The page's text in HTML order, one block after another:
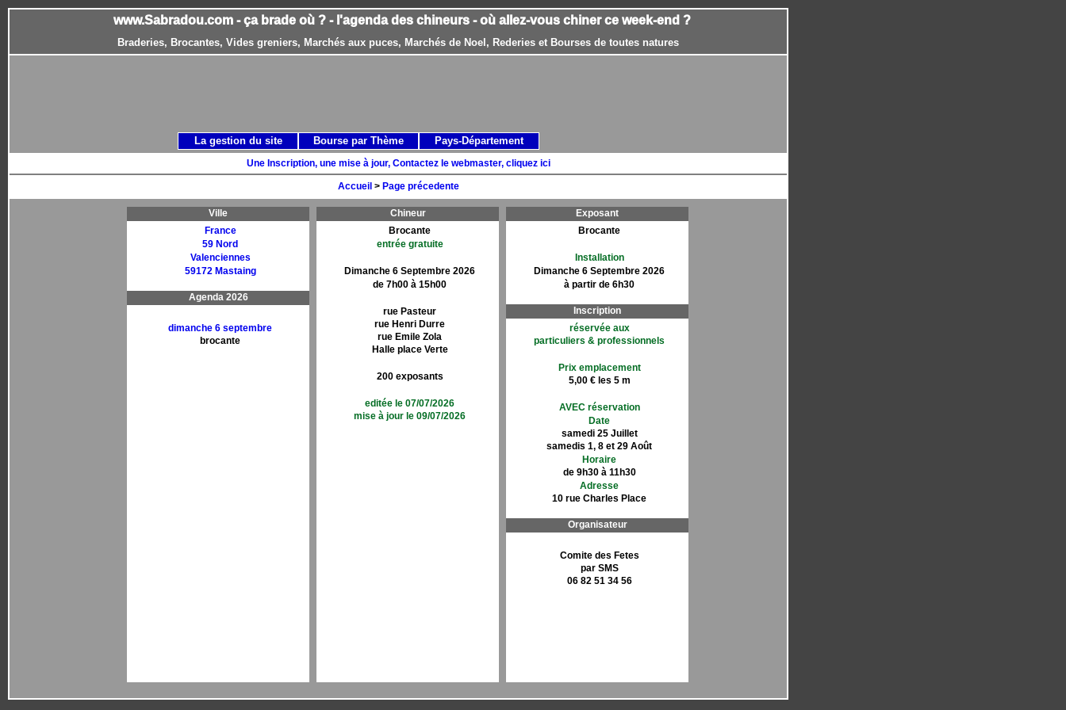
www.Sabradou.com - ça brade où ? - l'agenda des chineurs - où allez-vous chiner ce week-end ?
Braderies, Brocantes, Vides greniers, Marchés aux puces, Marchés de Noel, Rederies et Bourses de toutes natures
Une Inscription, une mise à jour, Contactez le webmaster, cliquez ici
Accueil > Page précedente
Ville
France
59 Nord
Valenciennes
59172 Mastaing
Agenda 2026
dimanche 6 septembre
brocante
Chineur
Brocante
entrée gratuite
Dimanche 6 Septembre 2026
de 7h00 à 15h00
rue Pasteur
rue Henri Durre
rue Emile Zola
Halle place Verte
200 exposants
editée le 07/07/2026
mise à jour le 09/07/2026
Exposant
Brocante
Installation
Dimanche 6 Septembre 2026
à partir de 6h30
Inscription
réservée aux
particuliers & professionnels
Prix emplacement
5,00 € les 5 m
AVEC réservation
Date
samedi 25 Juillet
samedis 1, 8 et 29 Août
Horaire
de 9h30 à 11h30
Adresse
10 rue Charles Place
Organisateur
Comite des Fetes
par SMS
06 82 51 34 56
La gestion du site Bourse par Thème Pays-Département